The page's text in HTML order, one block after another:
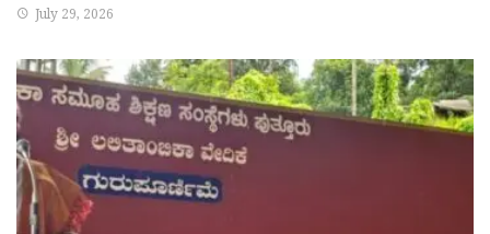
July 29, 2026